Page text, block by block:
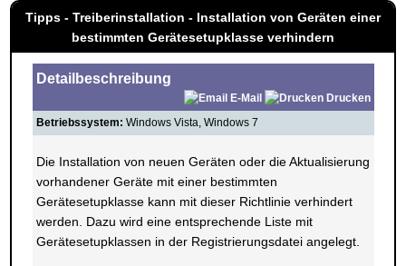
Tipps - Treiberinstallation - Installation von Geräten einer
bestimmten Gerätesetupklasse verhindern
Detailbeschreibung
E-Mail
Drucken
Betriebssystem: Windows Vista, Windows 7
Die Installation von neuen Geräten oder die Aktualisierung
vorhandener Geräte mit einer bestimmten
Gerätesetupklasse kann mit dieser Richtlinie verhindert
werden. Dazu wird eine entsprechende Liste mit
Gerätesetupklassen in der Registrierungsdatei angelegt.